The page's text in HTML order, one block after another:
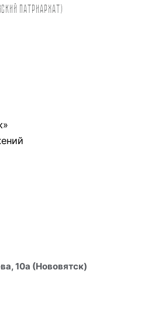
Патриархат)
10а (Нововятск)